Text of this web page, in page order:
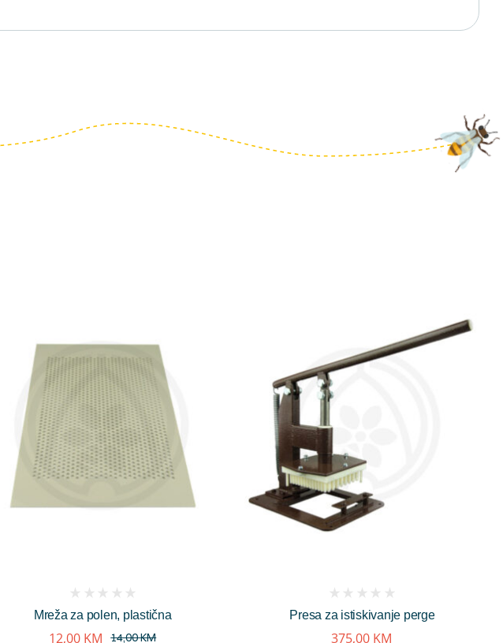
Mreža za polen, plastična
reviews)
14,00KM
12,00 KM
Presa za istiskivanje perge
reviews)
375,00 KM